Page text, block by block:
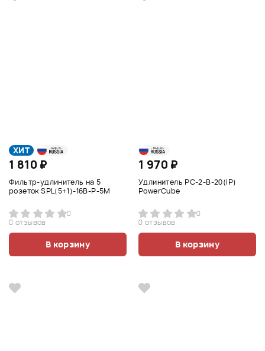
ХИТ
1 810 ₽
Фильтр-удлинитель на 5
розеток SPL(5+1)-16B-P-5М
0
0 отзывов
В корзину
1 970 ₽
Удлинитель PC-2-B-20(IP)
PowerCube
0
0 отзывов
В корзину